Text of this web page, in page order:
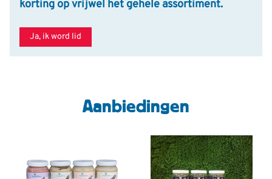
korting op vrijwel het gehele assortiment.
Ja, ik word lid
Aanbiedingen